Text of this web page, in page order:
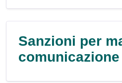
Sanzioni per